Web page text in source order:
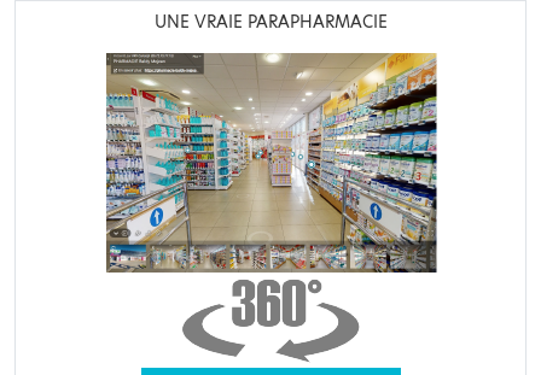
UNE VRAIE PARAPHARMACIE